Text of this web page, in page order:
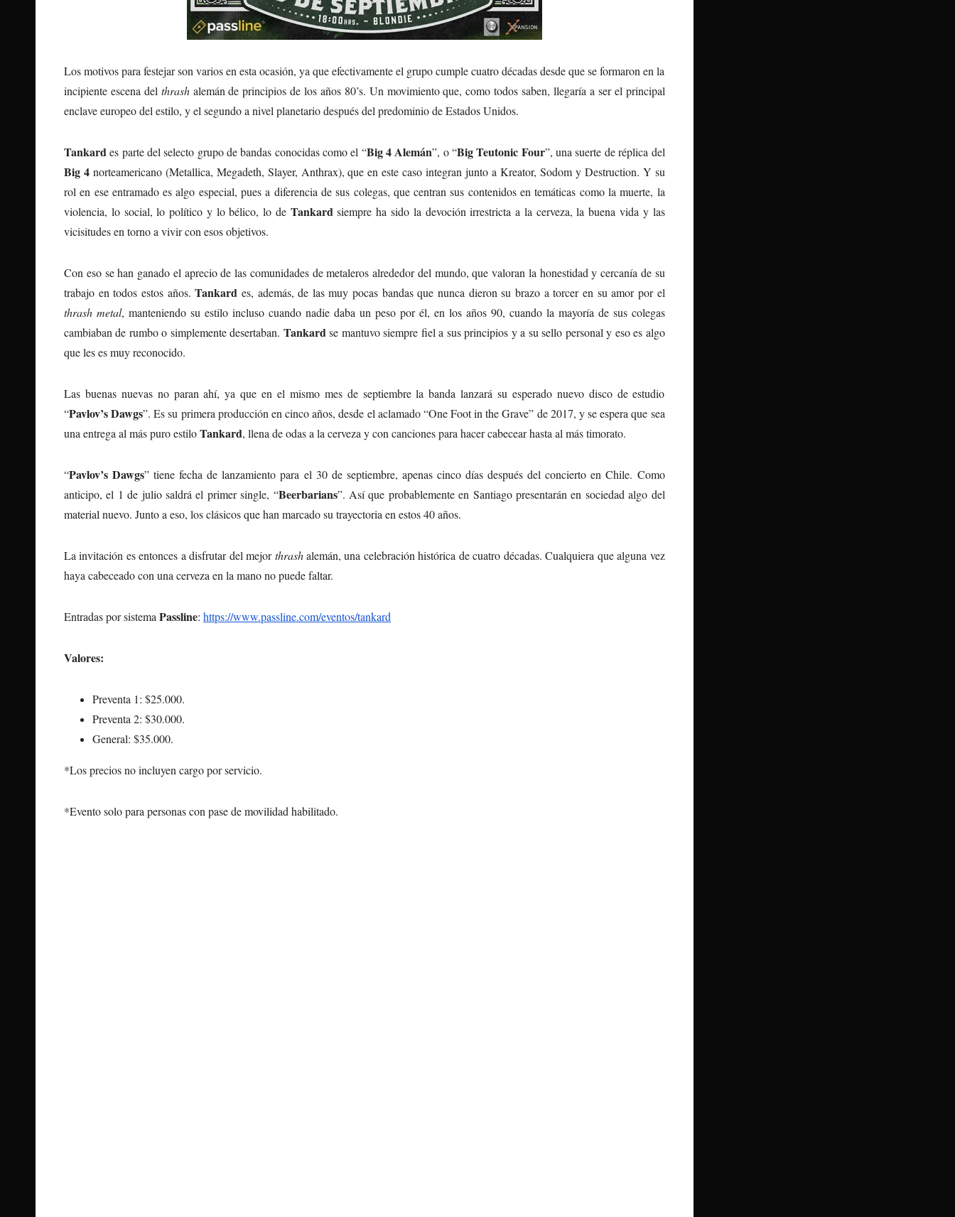
Los motivos para festejar son varios en esta ocasión, ya que efectivamente el grupo cumple cuatro décadas desde que se formaron en la
incipiente escena del thrashalemán de principios de los años 80’s. Un movimiento que, como todos saben, llegaría a ser el principal
enclave europeo del estilo, y el segundo a nivel planetario después del predominio de Estados Unidos.
Tankard es parte del selecto grupo de bandas conocidas como el “Big 4 Alemán”, o “Big Teutonic Four”, una suerte de réplica del
Big 4norteamericano (Metallica, Megadeth, Slayer, Anthrax), que en este caso integran junto a Kreator, Sodom y Destruction. Y su
rol en ese entramado es algo especial, pues a diferencia de sus colegas, que centran sus contenidos en temáticas como la muerte, la
violencia, lo social, lo político y lo bélico, lo de Tankard siempre ha sido la devoción irrestricta a la cerveza, la buena vida y las
vicisitudes en torno a vivir con esos objetivos.
Con eso se han ganado el aprecio de las comunidades de metaleros alrededor del mundo, que valoran la honestidad y cercanía de su
trabajo en todos estos años.Tankard es, además, de las muy pocas bandas que nunca dieron su brazo a torcer en su amor por el
thrash metal, manteniendo su estilo incluso cuando nadie daba un peso por él, en los años 90, cuando la mayoría de sus colegas
cambiaban de rumbo o simplemente desertaban. Tankard se mantuvo siempre fiel a sus principios y a su sello personal y eso es algo
que les es muy reconocido.
Las buenas nuevas no paran ahí, ya que en el mismo mes de septiembre la banda lanzará su esperado nuevo disco de estudio
“Pavlov’s Dawgs”. Es su primera producción en cinco años, desde el aclamado “One Foot in the Grave” de 2017, y se espera que sea
una entrega al más puro estiloTankard, llena de odas a la cerveza y con canciones para hacer cabecear hasta al más timorato.
“Pavlov’s Dawgs” tiene fecha de lanzamiento para el 30 de septiembre, apenas cinco días después del concierto en Chile. Como
anticipo, el 1 de julio saldrá el primer single, “Beerbarians”. Así que probablemente en Santiago presentarán en sociedad algo del
material nuevo. Junto a eso, los clásicos que han marcado su trayectoria en estos 40 años.
La invitación es entonces a disfrutar del mejorthrashalemán, una celebración histórica de cuatro décadas. Cualquiera que alguna vez
haya cabeceado con una cerveza en la mano no puede faltar.
Entradas por sistema Passline: https://www.passline.com/eventos/tankard
Valores:
Preventa 1: $25.000.
Preventa 2: $30.000.
General: $35.000.
*Los precios no incluyen cargo por servicio.
*Evento solo para personas con pase de movilidad habilitado.